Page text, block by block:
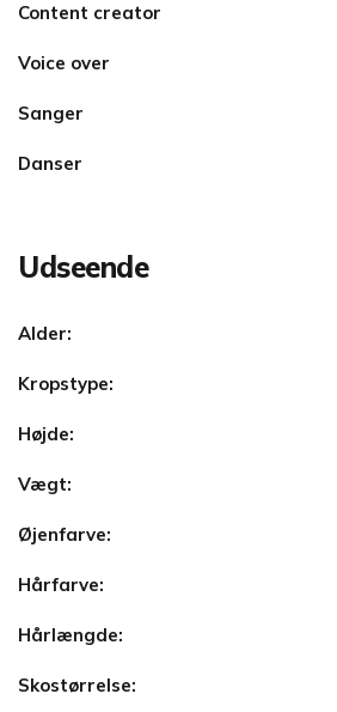
Content creator
Voice over
Sanger
Danser
Udseende
Alder:
Kropstype:
Højde:
Vægt:
Øjenfarve:
Hårfarve:
Hårlængde:
Skostørrelse: